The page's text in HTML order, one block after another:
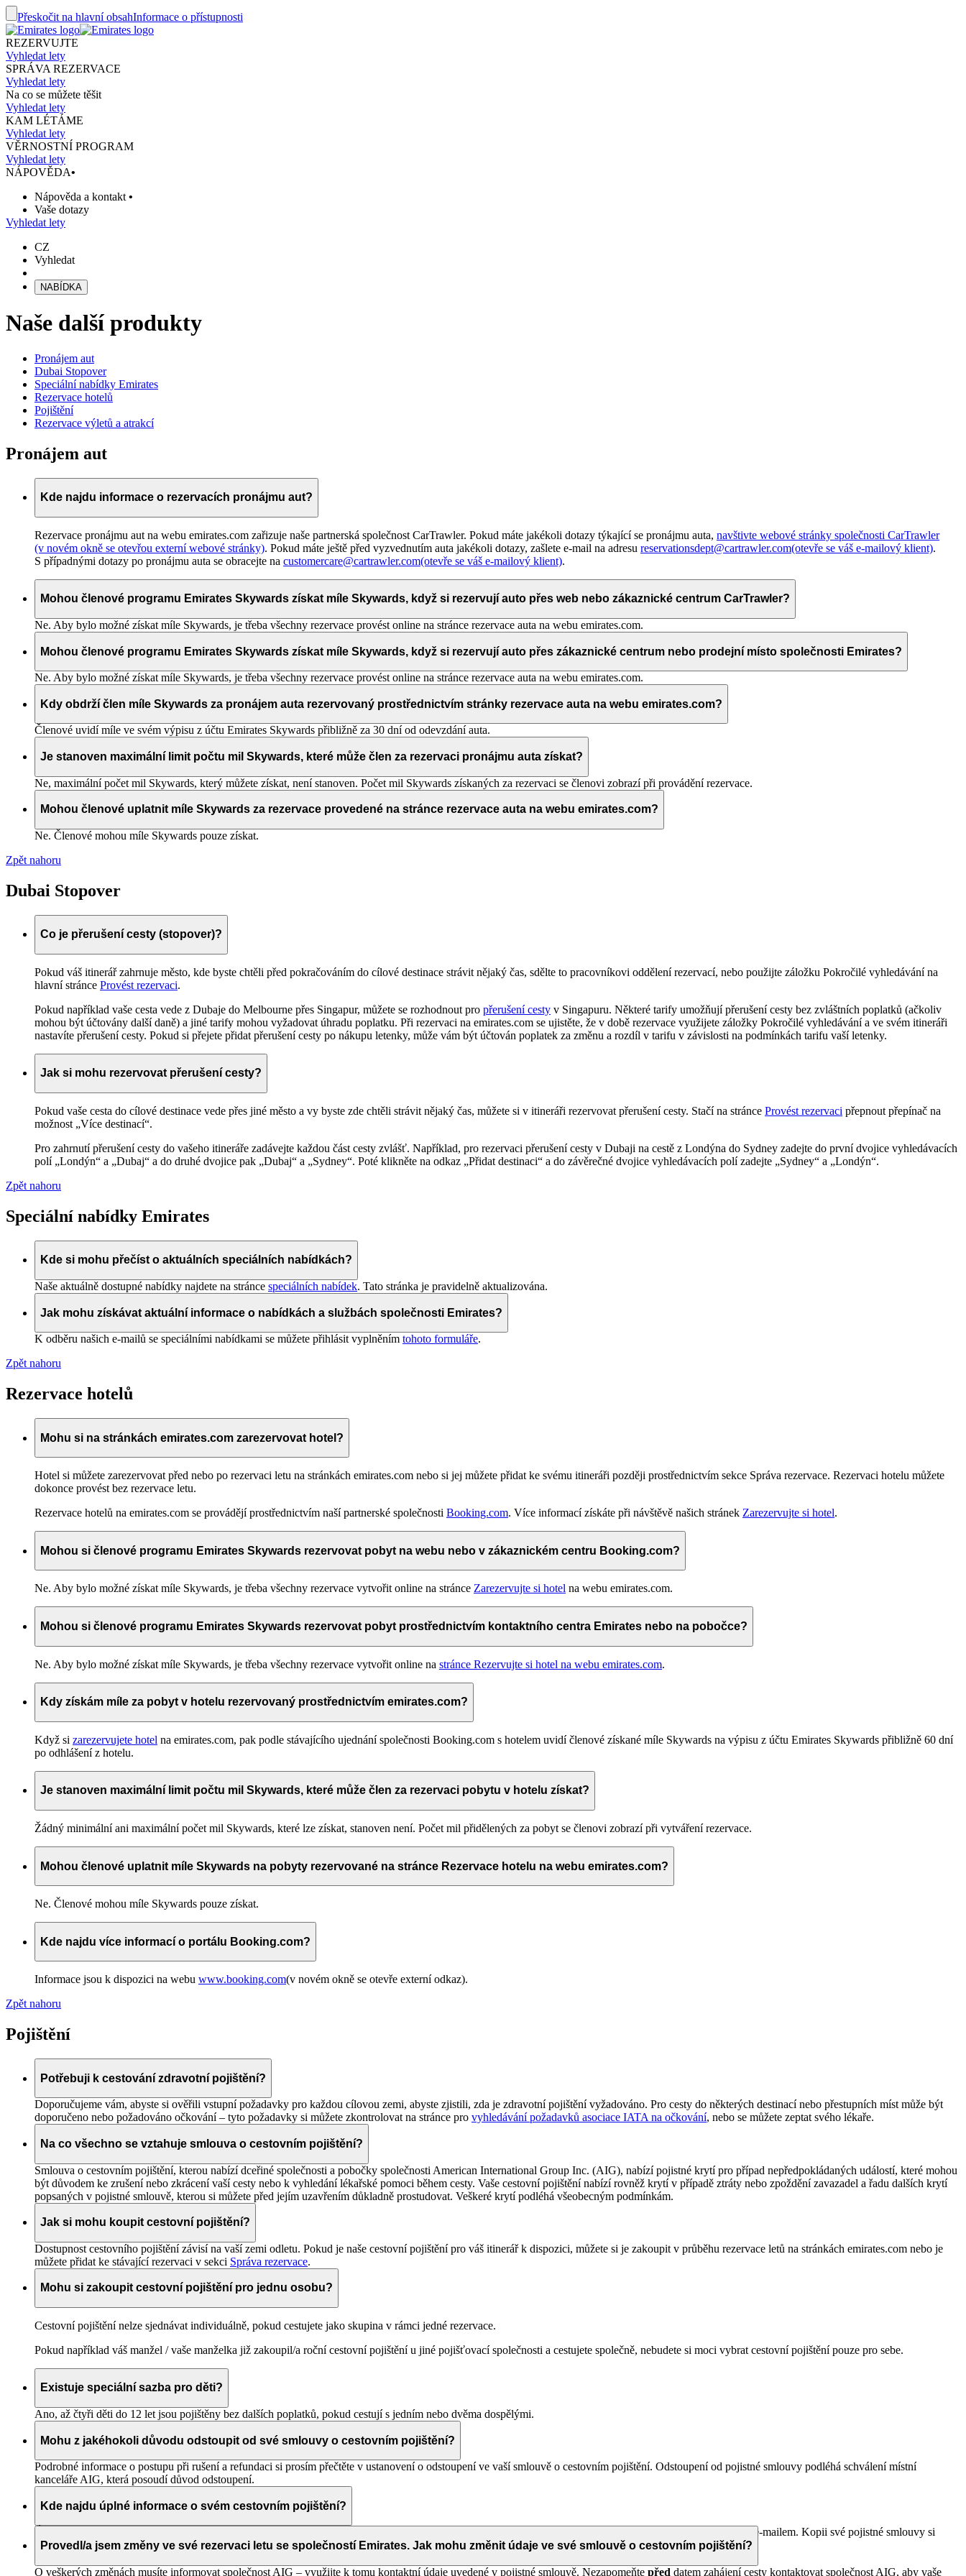
Přeskočit na hlavní obsahInformace o přístupnosti
REZERVUJTE
Vyhledat lety
SPRÁVA REZERVACE
Vyhledat lety
Na co se můžete těšit
Vyhledat lety
KAM LÉTÁME
Vyhledat lety
VĚRNOSTNÍ PROGRAM
Vyhledat lety
NÁPOVĚDA•
Nápověda a kontakt •
Vaše dotazy
Vyhledat lety
CZ
Vyhledat
NABÍDKA
Naše další produkty
Pronájem aut
Dubai Stopover
Speciální nabídky Emirates
Rezervace hotelů
Pojištění
Rezervace výletů a atrakcí
Pronájem aut
Kde najdu informace o rezervacích pronájmu aut?
Rezervace pronájmu aut na webu emirates.com zařizuje naše partnerská společnost CarTrawler. Pokud máte jakékoli dotazy týkající se pronájmu auta, navštivte webové stránky společnosti CarTrawler
(v novém okně se otevřou externí webové stránky). Pokud máte ještě před vyzvednutím auta jakékoli dotazy, zašlete e-mail na adresu reservationsdept@cartrawler.com(otevře se váš e-mailový klient).
S případnými dotazy po pronájmu auta se obracejte na customercare@cartrawler.com(otevře se váš e-mailový klient).
Mohou členové programu Emirates Skywards získat míle Skywards, když si rezervují auto přes web nebo zákaznické centrum CarTrawler?
Ne. Aby bylo možné získat míle Skywards, je třeba všechny rezervace provést online na stránce rezervace auta na webu emirates.com.
Mohou členové programu Emirates Skywards získat míle Skywards, když si rezervují auto přes zákaznické centrum nebo prodejní místo společnosti Emirates?
Ne. Aby bylo možné získat míle Skywards, je třeba všechny rezervace provést online na stránce rezervace auta na webu emirates.com.
Kdy obdrží člen míle Skywards za pronájem auta rezervovaný prostřednictvím stránky rezervace auta na webu emirates.com?
Členové uvidí míle ve svém výpisu z účtu Emirates Skywards přibližně za 30 dní od odevzdání auta.
Je stanoven maximální limit počtu mil Skywards, které může člen za rezervaci pronájmu auta získat?
Ne, maximální počet mil Skywards, který můžete získat, není stanoven. Počet mil Skywards získaných za rezervaci se členovi zobrazí při provádění rezervace.
Mohou členové uplatnit míle Skywards za rezervace provedené na stránce rezervace auta na webu emirates.com?
Ne. Členové mohou míle Skywards pouze získat.
Zpět nahoru
Dubai Stopover
Co je přerušení cesty (stopover)?
Pokud váš itinerář zahrnuje město, kde byste chtěli před pokračováním do cílové destinace strávit nějaký čas, sdělte to pracovníkovi oddělení rezervací, nebo použijte záložku Pokročilé vyhledávání na
hlavní stránce Provést rezervaci.
Pokud například vaše cesta vede z Dubaje do Melbourne přes Singapur, můžete se rozhodnout pro přerušení cesty v Singapuru. Některé tarify umožňují přerušení cesty bez zvláštních poplatků (ačkoliv
mohou být účtovány další daně) a jiné tarify mohou vyžadovat úhradu poplatku. Při rezervaci na emirates.com se ujistěte, že v době rezervace využijete záložky Pokročilé vyhledávání a ve svém itineráři
nastavíte přerušení cesty. Pokud si přejete přidat přerušení cesty po nákupu letenky, může vám být účtován poplatek za změnu a rozdíl v tarifu v závislosti na podmínkách tarifu vaší letenky.
Jak si mohu rezervovat přerušení cesty?
Pokud vaše cesta do cílové destinace vede přes jiné město a vy byste zde chtěli strávit nějaký čas, můžete si v itineráři rezervovat přerušení cesty. Stačí na stránce Provést rezervaci přepnout přepínač na
možnost „Více destinací“.
Pro zahrnutí přerušení cesty do vašeho itineráře zadávejte každou část cesty zvlášť. Například, pro rezervaci přerušení cesty v Dubaji na cestě z Londýna do Sydney zadejte do první dvojice vyhledávacích
polí „Londýn“ a „Dubaj“ a do druhé dvojice pak „Dubaj“ a „Sydney“. Poté klikněte na odkaz „Přidat destinaci“ a do závěrečné dvojice vyhledávacích polí zadejte „Sydney“ a „Londýn“.
Zpět nahoru
Speciální nabídky Emirates
Kde si mohu přečíst o aktuálních speciálních nabídkách?
Naše aktuálně dostupné nabídky najdete na stránce speciálních nabídek. Tato stránka je pravidelně aktualizována.
Jak mohu získávat aktuální informace o nabídkách a službách společnosti Emirates?
K odběru našich e-mailů se speciálními nabídkami se můžete přihlásit vyplněním tohoto formuláře.
Zpět nahoru
Rezervace hotelů
Mohu si na stránkách emirates.com zarezervovat hotel?
Hotel si můžete zarezervovat před nebo po rezervaci letu na stránkách emirates.com nebo si jej můžete přidat ke svému itineráři později prostřednictvím sekce Správa rezervace. Rezervaci hotelu můžete
dokonce provést bez rezervace letu.
Rezervace hotelů na emirates.com se provádějí prostřednictvím naší partnerské společnosti Booking.com. Více informací získáte při návštěvě našich stránek Zarezervujte si hotel.
Mohou si členové programu Emirates Skywards rezervovat pobyt na webu nebo v zákaznickém centru Booking.com?
Ne. Aby bylo možné získat míle Skywards, je třeba všechny rezervace vytvořit online na stránce Zarezervujte si hotel na webu emirates.com.
Mohou si členové programu Emirates Skywards rezervovat pobyt prostřednictvím kontaktního centra Emirates nebo na pobočce?
Ne. Aby bylo možné získat míle Skywards, je třeba všechny rezervace vytvořit online na stránce Rezervujte si hotel na webu emirates.com.
Kdy získám míle za pobyt v hotelu rezervovaný prostřednictvím emirates.com?
Když si zarezervujete hotel na emirates.com, pak podle stávajícího ujednání společnosti Booking.com s hotelem uvidí členové získané míle Skywards na výpisu z účtu Emirates Skywards přibližně 60 dní
po odhlášení z hotelu.
Je stanoven maximální limit počtu mil Skywards, které může člen za rezervaci pobytu v hotelu získat?
Žádný minimální ani maximální počet mil Skywards, které lze získat, stanoven není. Počet mil přidělených za pobyt se členovi zobrazí při vytváření rezervace.
Mohou členové uplatnit míle Skywards na pobyty rezervované na stránce Rezervace hotelu na webu emirates.com?
Ne. Členové mohou míle Skywards pouze získat.
Kde najdu více informací o portálu Booking.com?
Informace jsou k dispozici na webu www.booking.com(v novém okně se otevře externí odkaz).
Zpět nahoru
Pojištění
Potřebuji k cestování zdravotní pojištění?
Doporučujeme vám, abyste si ověřili vstupní požadavky pro každou cílovou zemi, abyste zjistili, zda je zdravotní pojištění vyžadováno. Pro cesty do některých destinací nebo přestupních míst může být
doporučeno nebo požadováno očkování – tyto požadavky si můžete zkontrolovat na stránce pro vyhledávání požadavků asociace IATA na očkování, nebo se můžete zeptat svého lékaře.
Na co všechno se vztahuje smlouva o cestovním pojištění?
Smlouva o cestovním pojištění, kterou nabízí dceřiné společnosti a pobočky společnosti American International Group Inc. (AIG), nabízí pojistné krytí pro případ nepředpokládaných událostí, které mohou
být důvodem ke zrušení nebo zkrácení vaší cesty nebo k vyhledání lékařské pomoci během cesty. Vaše cestovní pojištění nabízí rovněž krytí v případě ztráty nebo zpoždění zavazadel a řadu dalších krytí
popsaných v pojistné smlouvě, kterou si můžete před jejím uzavřením důkladně prostudovat. Veškeré krytí podléhá všeobecným podmínkám.
Jak si mohu koupit cestovní pojištění?
Dostupnost cestovního pojištění závisí na vaší zemi odletu. Pokud je naše cestovní pojištění pro váš itinerář k dispozici, můžete si je zakoupit v průběhu rezervace letů na stránkách emirates.com nebo je
můžete přidat ke stávající rezervaci v sekci Správa rezervace.
Mohu si zakoupit cestovní pojištění pro jednu osobu?
Cestovní pojištění nelze sjednávat individuálně, pokud cestujete jako skupina v rámci jedné rezervace.
Pokud například váš manžel / vaše manželka již zakoupil/a roční cestovní pojištění u jiné pojišťovací společnosti a cestujete společně, nebudete si moci vybrat cestovní pojištění pouze pro sebe.
Existuje speciální sazba pro děti?
Ano, až čtyři děti do 12 let jsou pojištěny bez dalších poplatků, pokud cestují s jedním nebo dvěma dospělými.
Mohu z jakéhokoli důvodu odstoupit od své smlouvy o cestovním pojištění?
Podrobné informace o postupu při rušení a refundaci si prosím přečtěte v ustanovení o odstoupení ve vaší smlouvě o cestovním pojištění. Odstoupení od pojistné smlouvy podléhá schválení místní
kanceláře AIG, která posoudí důvod odstoupení.
Kde najdu úplné informace o svém cestovním pojištění?
Úplné informace o pojistné smlouvě jsou k dispozici online před zakoupením cestovního pojištění. Po zakoupení vám společnost AIG zašle pojistnou smlouvu e-mailem. Kopii své pojistné smlouvy si
můžete od AIG vyžádat rovněž prostřednictvím Správy rezervace.
Provedl/a jsem změny ve své rezervaci letu se společností Emirates. Jak mohu změnit údaje ve své smlouvě o cestovním pojištění?
O veškerých změnách musíte informovat společnost AIG – využijte k tomu kontaktní údaje uvedené v pojistné smlouvě. Nezapomeňte před datem zahájení cesty kontaktovat společnost AIG, aby vaše